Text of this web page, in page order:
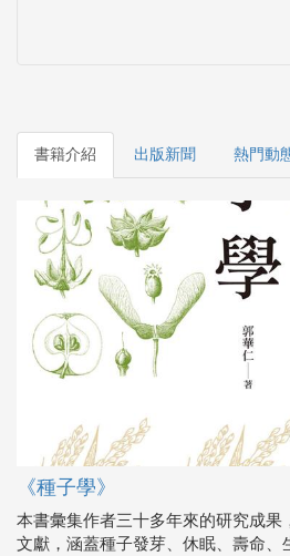
書籍介紹 出版新聞 熱門動
《種子學》
本書彙集作者三十多年來的研究成果
文獻，涵蓋種子發芽、休眠、壽命、